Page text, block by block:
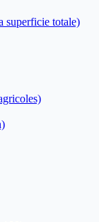
superficie totale)